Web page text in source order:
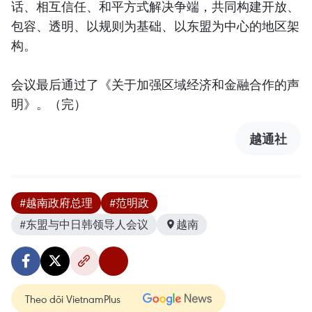
话、相互信任、和平方式解决争端，共同构建开放、
包容、透明、以规则为基础、以东盟为中心的地区架
构。
会议最后通过了《关于加强区域经济和金融合作的声
明》。（完）
越通社
#越南政府总理
#范明政
#东盟与中日韩领导人会议
越南
Theo dõi VietnamPlus